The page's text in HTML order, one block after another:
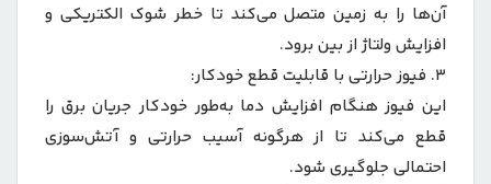
آن‌ها را به زمین متصل می‌کند تا خطر شوک الکتریکی و
افزایش ولتاژ از بین برود.
فیوز حرارتی با قابلیت قطع خودکار:
این فیوز هنگام افزایش دما به‌طور خودکار جریان برق را
قطع می‌کند تا از هرگونه آسیب حرارتی و آتش‌سوزی
احتمالی جلوگیری شود.